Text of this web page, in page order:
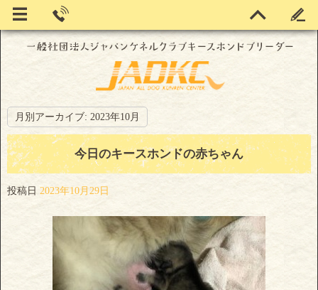
月別アーカイブ: 2023年10月
今日のキースホンドの赤ちゃん
投稿日 2023年10月29日